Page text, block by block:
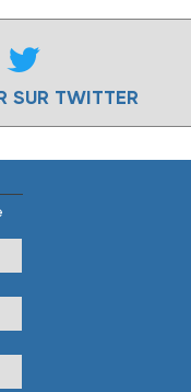
SUR TWITTER